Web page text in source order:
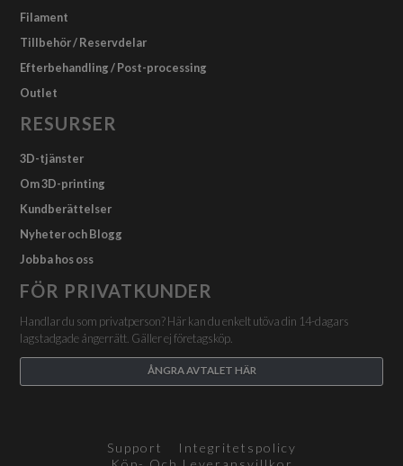
Filament
Tillbehör / Reservdelar
Efterbehandling / Post-processing
Outlet
RESURSER
3D-tjänster
Om 3D-printing
Kundberättelser
Nyheter och Blogg
Jobba hos oss
FÖR PRIVATKUNDER
Handlar du som privatperson? Här kan du enkelt utöva din 14-dagars
lagstadgade ångerrätt. Gäller ej företagsköp.
ÅNGRA AVTALET HÄR
Support
Integritetspolicy